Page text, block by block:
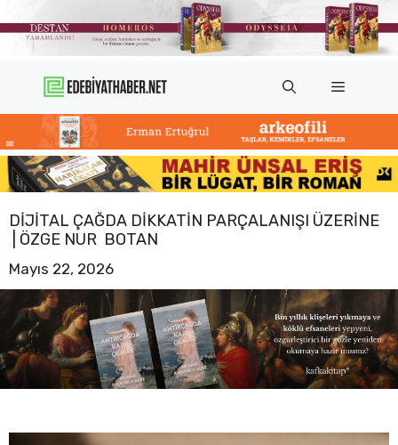
atla
Menü
DIJITAL ÇAĞDA DIKKATIN PARÇALANIŞI ÜZERINE
| ÖZGE NUR BOTAN
Mayıs 22, 2026